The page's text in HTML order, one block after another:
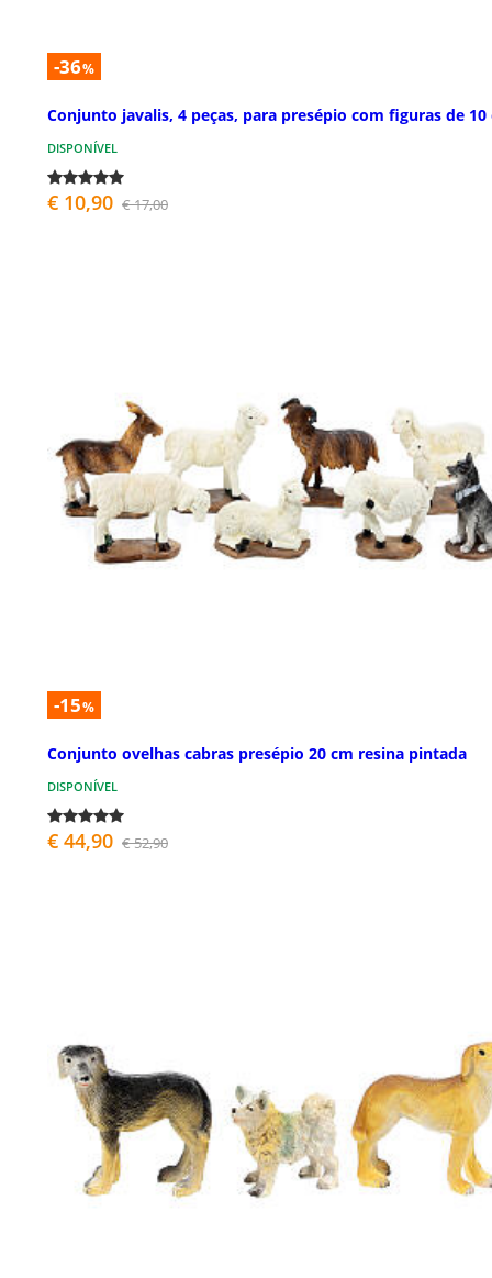
-36%
Conjunto javalis, 4 peças, para presépio com figuras de 10
DISPONÍVEL
€ 10,90 € 17,00
-15%
Conjunto ovelhas cabras presépio 20 cm resina pintada
DISPONÍVEL
€ 44,90 € 52,90